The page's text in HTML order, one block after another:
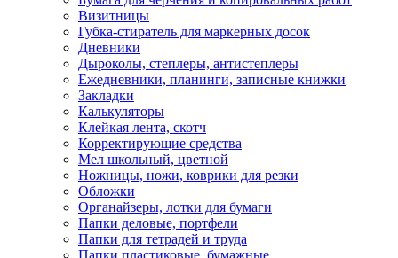
Визитницы
Губка-стиратель для маркерных досок
Дневники
Дыроколы, степлеры, антистеплеры
Ежедневники, планинги, записные книжки
Закладки
Калькуляторы
Клейкая лента, скотч
Корректирующие средства
Мел школьный, цветной
Ножницы, ножи, коврики для резки
Обложки
Органайзеры, лотки для бумаги
Папки деловые, портфели
Папки для тетрадей и труда
Папки пластиковые, бумажные